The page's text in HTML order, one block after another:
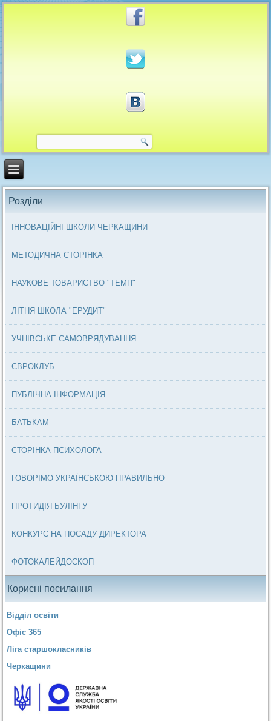
Розділи
ІННОВАЦІЙНІ ШКОЛИ ЧЕРКАЩИНИ
МЕТОДИЧНА СТОРІНКА
НАУКОВЕ ТОВАРИСТВО "ТЕМП"
ЛІТНЯ ШКОЛА "ЕРУДИТ"
УЧНІВСЬКЕ САМОВРЯДУВАННЯ
ЄВРОКЛУБ
ПУБЛІЧНА ІНФОРМАЦІЯ
БАТЬКАМ
СТОРІНКА ПСИХОЛОГА
ГОВОРІМО УКРАЇНСЬКОЮ ПРАВИЛЬНО
ПРОТИДІЯ БУЛІНГУ
КОНКУРС НА ПОСАДУ ДИРЕКТОРА
ФОТОКАЛЕЙДОСКОП
Корисні посилання
Відділ освіти
Офіс 365
Ліга старшокласників
Черкащини